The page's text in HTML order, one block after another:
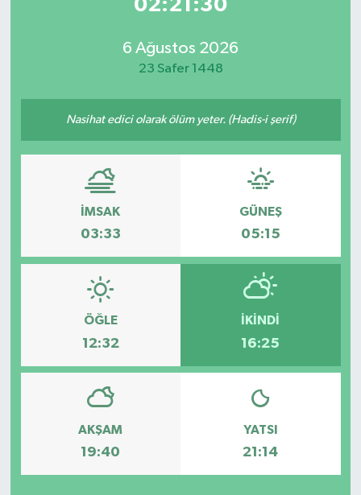
02:21:30
6 Ağustos 2026
23 Safer 1448
Nasihat edici olarak ölüm yeter. (Hadis-i şerif)
İMSAK
03:33
GÜNEŞ
05:15
ÖĞLE
12:32
İKINDI
16:25
AKŞAM
19:40
YATSI
21:14
Dumlupınar
Eğitim
Foto Galeri
Gediz
Gündem